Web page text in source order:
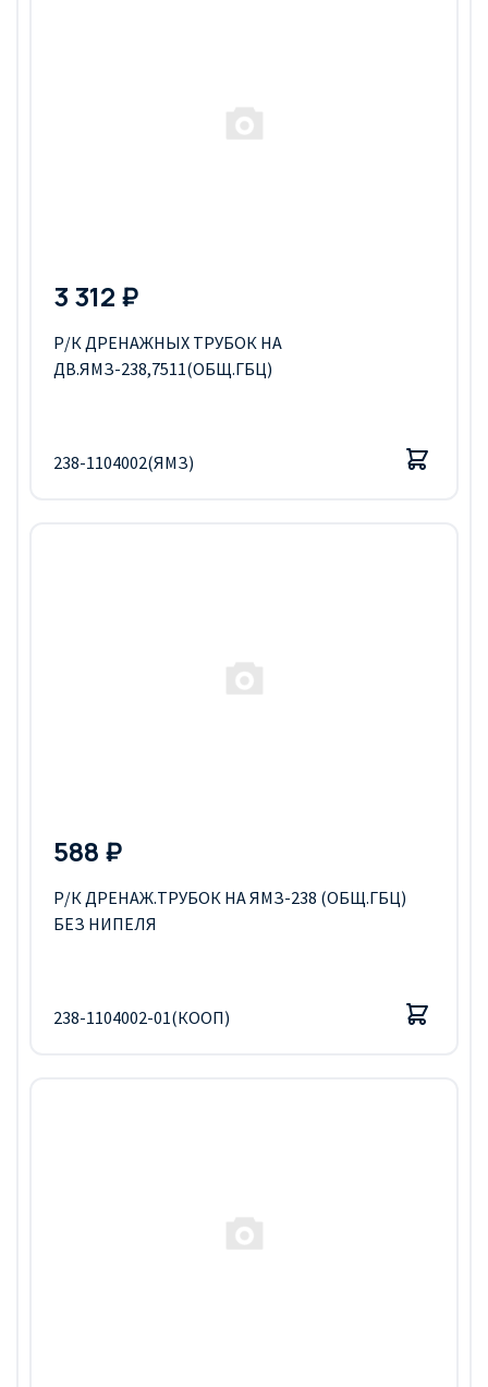
3 312 ₽
Р/К ДРЕНАЖНЫХ ТРУБОК НА
ДВ.ЯМЗ-238,7511(ОБЩ.ГБЦ)
238-1104002(ЯМЗ)
588 ₽
Р/К ДРЕНАЖ.ТРУБОК НА ЯМЗ-238 (ОБЩ.ГБЦ)
БЕЗ НИПЕЛЯ
238-1104002-01(КООП)